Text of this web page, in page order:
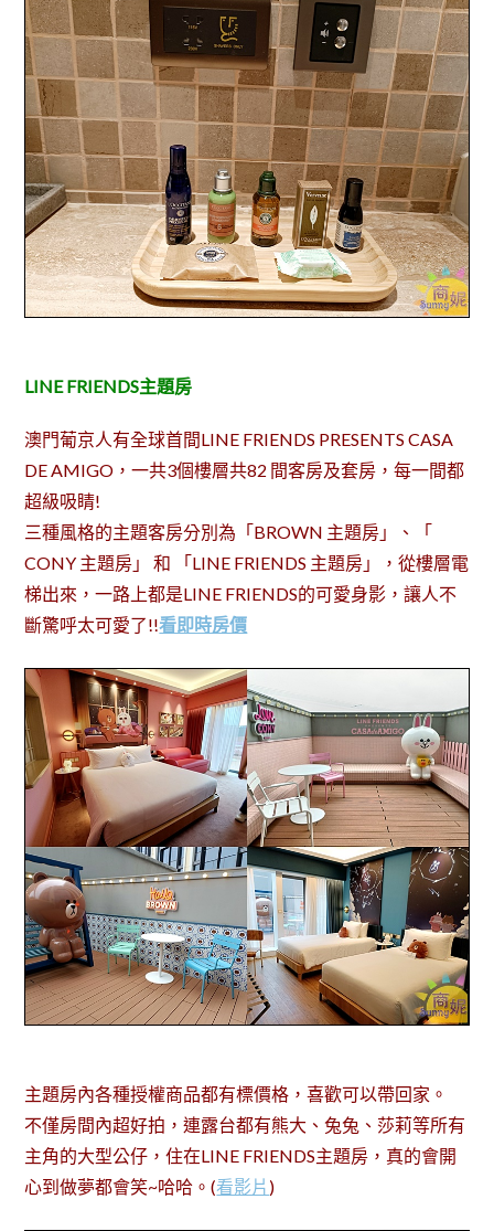
LINE FRIENDS主題房
澳門葡京人有全球首間LINE FRIENDS PRESENTS CASA
DE AMIGO，一共3個樓層共82 間客房及套房，每一間都
超級吸睛!
三種風格的主題客房分別為「BROWN 主題房」、「
CONY 主題房」 和 「LINE FRIENDS 主題房」，從樓層電
梯出來，一路上都是LINE FRIENDS的可愛身影，讓人不
斷驚呼太可愛了!!看即時房價
主題房內各種授權商品都有標價格，喜歡可以帶回家。
不僅房間內超好拍，連露台都有熊大、兔兔、莎莉等所有
主角的大型公仔，住在LINE FRIENDS主題房，真的會開
心到做夢都會笑~哈哈。(看影片 )